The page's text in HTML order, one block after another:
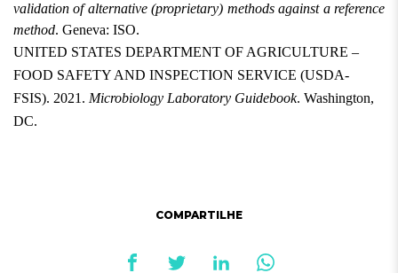
validation of alternative (proprietary) methods against a reference
method. Geneva: ISO.
UNITED STATES DEPARTMENT OF AGRICULTURE –
FOOD SAFETY AND INSPECTION SERVICE (USDA-
FSIS). 2021. Microbiology Laboratory Guidebook. Washington,
DC.
COMPARTILHE